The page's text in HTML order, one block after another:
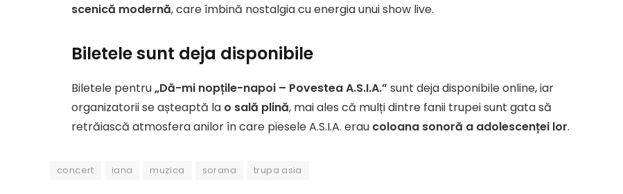
scenică modernă, care îmbină nostalgia cu energia unui show live.
Biletele sunt deja disponibile
Biletele pentru„Dă-mi nopțile-napoi – Povestea A.S.I.A.” sunt deja disponibile online, iar
organizatorii se așteaptă la o sală plină, mai ales că mulți dintre fanii trupei sunt gata să
retrăiască atmosfera anilor în care piesele A.S.I.A. erau coloana sonoră a adolescenței lor.
concert iana muzica sorana trupa asia